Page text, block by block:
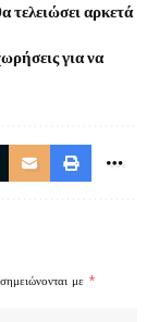
τελειώσει αρκετά
για να
με *